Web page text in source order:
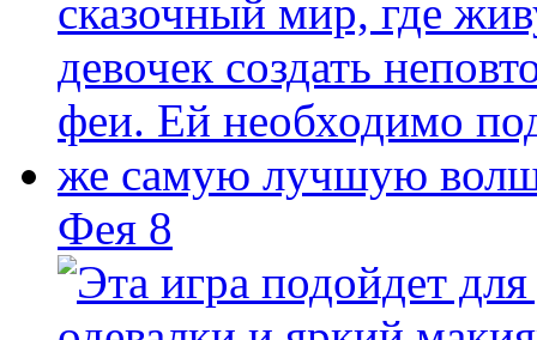
Фея 8